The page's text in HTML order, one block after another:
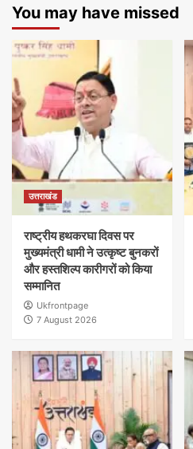
You may have missed
उत्तराखंड
राष्ट्रीय हथकरघा दिवस पर
मुख्यमंत्री धामी ने उत्कृष्ट बुनकरों
और हस्तशिल्प कारीगरों को किया
सम्मानित
Ukfrontpage
7 August 2026